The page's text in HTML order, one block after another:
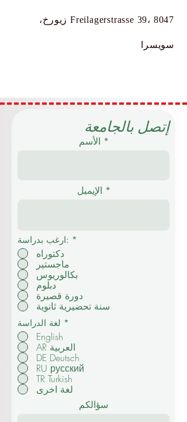
Freilagerstrasse 39، 8047 زيورخ،
سويسرا
إتصل بالجامعة
الأسم
الإيميل
ارغب بدراسة: *
دكتوراه
ماجستير
بكالوريوس
دبلوم
دورة قصيرة
سنة تحضيرية ثانوية
لغة الدراسة *
English
AR العربية
DE Deutsch
RU русский
TR Turkish
لغة اخرى
سؤالكم